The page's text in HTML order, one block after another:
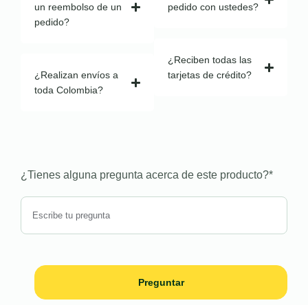
un reembolso de un
pedido?
¿Realizan envíos a
toda Colombia?
pedido con ustedes?
¿Reciben todas las
tarjetas de crédito?
¿Tienes alguna pregunta acerca de este producto?*
Preguntar